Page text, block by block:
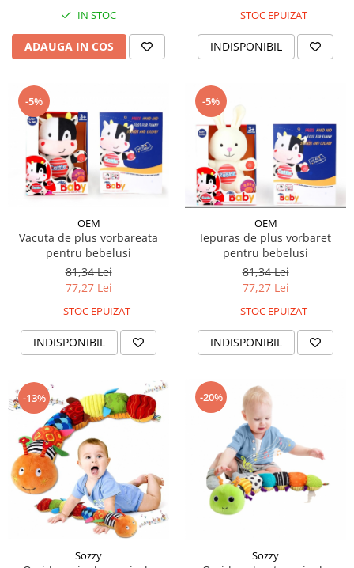
IN STOC
ADAUGA IN COS
STOC EPUIZAT
INDISPONIBIL
-5%
OEM
Vacuta de plus vorbareata
pentru bebelusi
81,34 Lei
77,27 Lei
STOC EPUIZAT
INDISPONIBIL
-5%
OEM
Iepuras de plus vorbaret
pentru bebelusi
81,34 Lei
77,27 Lei
STOC EPUIZAT
INDISPONIBIL
-13%
Sozzy
-20%
Sozzy